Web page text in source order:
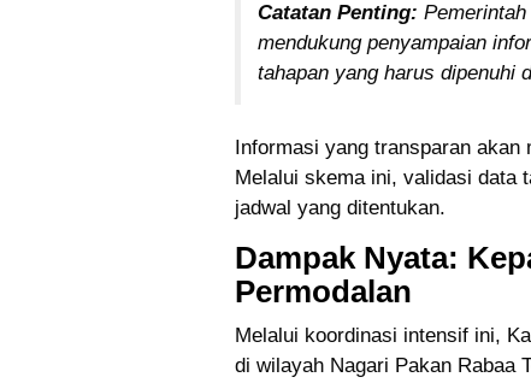
Catatan Penting:
mendukung penyampaian
tahapan yang harus dipenuhi
Informasi yang transparan
Melalui skema ini, validasi data
jadwal yang ditentukan.
Dampak Nyata:
Permodalan
Melalui koordinasi intensif ini,
di wilayah Nagari Pakan Rabaa